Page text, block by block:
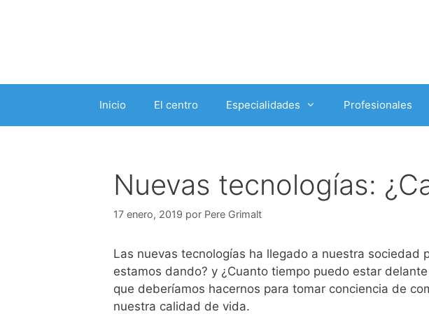
Inicio El centro Especialidades Profesionales
Nuevas tecnologías:
17 enero, 2019 por Pere Grimalt
Las nuevas tecnologías ha llegado a nuestra sociedad
estamos dando? y ¿Cuanto tiempo puedo estar
que deberíamos hacernos para tomar conciencia de
nuestra calidad de vida.